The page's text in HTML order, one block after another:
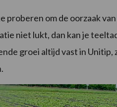
proberen om de oorzaak
niet lukt, dan kan je
groei altijd vast in Unitip,